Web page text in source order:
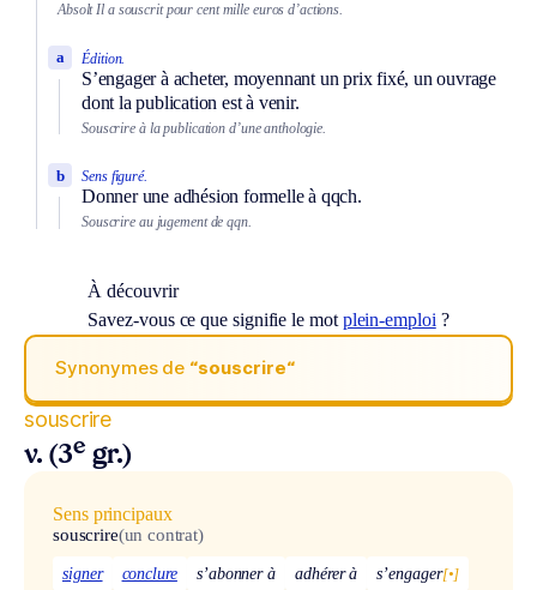
Absolt Il a souscrit pour cent mille euros d’actions.
Édition.
S’engager à acheter, moyennant un prix fixé, un ouvrage
dont la publication est à venir.
a
Souscrire à la publication d’une anthologie.
Sens figuré.
Donner une adhésion formelle à qqch.
b
Souscrire au jugement de qqn.
À découvrir
Savez-vous ce que signifie le mot plein-emploi ?
Synonymes de “souscrire“
souscrire
v. (3e gr.)
Sens principaux
souscrire(un contrat)
signer conclure s’abonner à adhérer à s’engager[•]